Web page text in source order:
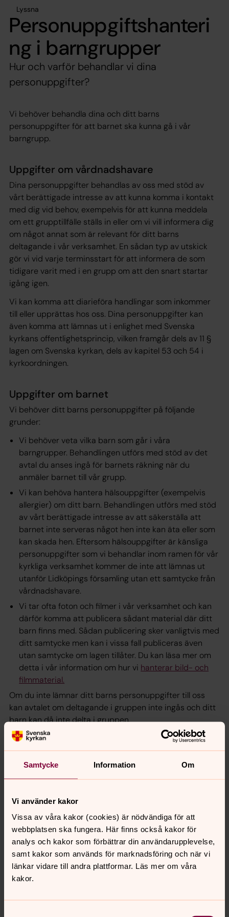
Samtycke Information Om
Vi använder kakor
Vissa av våra kakor (cookies) är nödvändiga för att
webbplatsen ska fungera. Här finns också kakor för
analys och kakor som förbättrar din användarupplevelse,
samt kakor som används för marknadsföring och när vi
länkar vidare till andra plattformar. Läs mer om våra
kakor.
Lyssna
Personuppgiftshanteri
ng i barngrupper
Hur och varför behandlar vi dina
personuppgifter?
Vi behöver behandla dina och ditt barns
personuppgifter för att barnet ska kunna gå i vår
barngrupp.
Uppgifter om vårdnadshavare
Dina personuppgifter behandlas av oss med stöd av
vårt berättigade intresse av att kunna komma i kontakt
med dig vid behov, exempelvis för att kunna meddela
om ett grupptillfälle ställs in eller om vi vill informera dig
om något annat som är relevant för ditt barns
deltagande i vår verksamhet. En sådan typ av utskick
gör vi vid varje terminsstart för att informera de som
tidigare varit med i en grupp om att den snart startar
igång igen.
Vi kan komma att diarieföra handlingar som inkommer
till eller upprättas hos oss. Dina personuppgifter kan
även komma att lämnas ut i enlighet med Svenska
kyrkans offentlighetsprincip, vilken framgår dels av 11 §
lagen om Svenska kyrkan, dels av kapitel 53 och 54 i
kyrkoordningen.
Uppgifter om barnet
Vi behöver ditt barns personuppgifter på följande
grunder:
Vi behöver veta vilka barn som går i våra
barngrupper. Behandlingen utförs med stöd av det
avtal du anses ingå för barnets räkning när du
anmäler barnet till vår grupp.
Vi kan behöva hantera hälsouppgifter (exempelvis
allergier) om ditt barn. Behandlingen utförs med stöd
av vårt berättigade intresse av att säkerställa att
barnet inte serveras något hen inte kan äta eller som
kan skada hen. Eftersom hälsouppgifter är känsliga
personuppgifter som vi behandlar inom ramen för vår
kyrkliga verksamhet kommer de inte att lämnas ut
utanför Lidköpings församling utan ett samtycke från
vårdnadshavare.
Vi tar ofta foton och filmer i vår verksamhet och kan
därför komma att publicera sådant material där ditt
barn finns med. Sådan publicering sker vanligtvis med
ditt samtycke men kan i vissa fall publiceras även
utan samtycke om lagen tillåter. Du kan läsa mer om
detta i vår information om hur vi hanterar bild- och
filmmaterial.
Om du inte lämnar ditt barns personuppgifter till oss
kan avtalet om deltagande i gruppen inte ingås och ditt
barn kan då inte delta i gruppen.
Vi kan komma att diarieföra handlingar som inkommer
till eller upprättas hos oss. Barnets personuppgifter kan
även komma att lämnas ut i enlighet med Svenska
kyrkoordningen.
Vilka personuppgifter behandlar vi?
När du anmäler ditt barn till barngruppen lämnar du
också in personuppgifter om dig och ditt barn till
Lidköpings församling. Detta görs vanligen på en
blankett eller annat formulär där du själv fyller i
För vårdnadshavare rör det sig vanligtvis om namn, e-